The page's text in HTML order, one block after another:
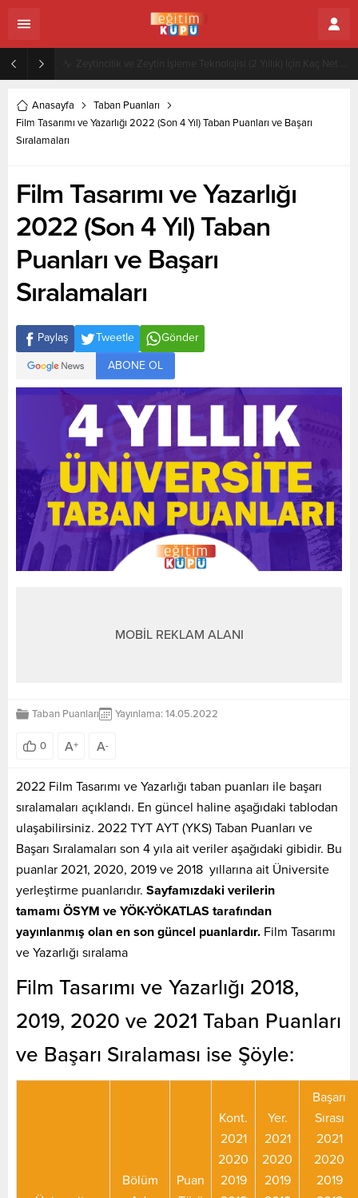
Anasayfa
Taban Puanları
Film Tasarımı ve Yazarlığı 2022 (Son 4 Yıl) Taban Puanları ve Başarı
Sıralamaları
Film Tasarımı ve Yazarlığı
2022 (Son 4 Yıl) Taban
Puanları ve Başarı
Sıralamaları
Paylaş Tweetle Gönder
ABONE OL
MOBİL REKLAM ALANI
Taban Puanları Yayınlama: 14.05.2022
0 A+ A-
2022 Film Tasarımı ve Yazarlığı taban puanları ile başarı
sıralamaları açıklandı. En güncel haline aşağıdaki tablodan
ulaşabilirsiniz. 2022 TYT AYT (YKS) Taban Puanları ve
Başarı Sıralamaları son 4 yıla ait veriler aşağıdaki gibidir. Bu
puanlar 2021, 2020, 2019 ve 2018 yıllarına ait Üniversite
yerleştirme puanlarıdır. Sayfamızdaki verilerin
tamamı ÖSYM ve YÖK-YÖKATLAS tarafından
yayınlanmış olan en son güncel puanlardır. Film Tasarımı
ve Yazarlığı sıralama
Film Tasarımı ve Yazarlığı 2018,
2019, 2020 ve 2021 Taban Puanları
ve Başarı Sıralaması ise Şöyle:
Bölüm
Puan
Kont.
2021
2020
2019
Yer.
2021
2020
2019
Başarı
Sırası
2021
2020
2019